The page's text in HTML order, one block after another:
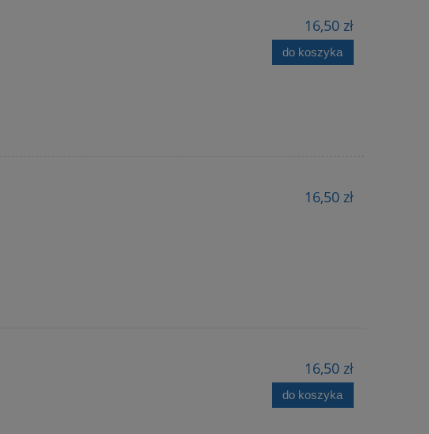
16,50 zł
do koszyka
16,50 zł
16,50 zł
do koszyka